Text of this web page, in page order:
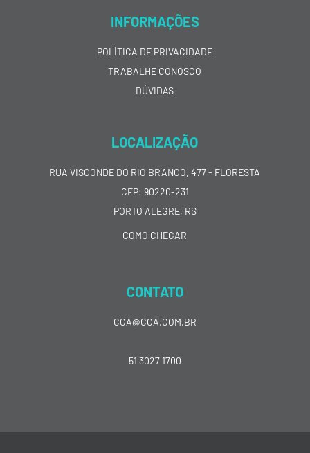
INFORMAÇÕES
POLÍTICA DE PRIVACIDADE
TRABALHE CONOSCO
DÚVIDAS
LOCALIZAÇÃO
RUA VISCONDE DO RIO BRANCO, 477 - FLORESTA
CEP: 90220-231
PORTO ALEGRE, RS
COMO CHEGAR
CONTATO
CCA@CCA.COM.BR
51 3027 1700